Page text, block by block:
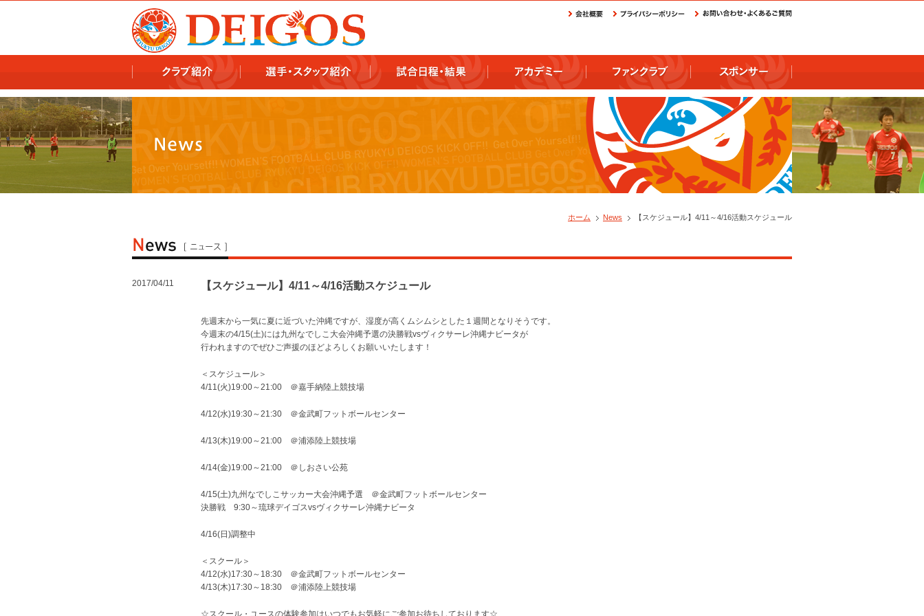
ホーム News 【スケジュール】4/11～4/16活動スケジュール
2017/04/11 【スケジュール】4/11～4/16活動スケジュール
先週末から一気に夏に近づいた沖縄ですが、湿度が高くムシムシとした１週間となりそうです。
今週末の4/15(土)には九州なでしこ大会沖縄予選の決勝戦vsヴィクサーレ沖縄ナビータが
行われますのでぜひご声援のほどよろしくお願いいたします！
＜スケジュール＞
4/11(火)19:00～21:00 ＠嘉手納陸上競技場
4/12(水)19:30～21:30 ＠金武町フットボールセンター
4/13(木)19:00～21:00 ＠浦添陸上競技場
4/14(金)19:00～21:00 ＠しおさい公苑
4/15(土)九州なでしこサッカー大会沖縄予選 ＠金武町フットボールセンター
決勝戦 9:30～琉球デイゴスvsヴィクサーレ沖縄ナビータ
4/16(日)調整中
＜スクール＞
4/12(水)17:30～18:30 ＠金武町フットボールセンター
4/13(木)17:30～18:30 ＠浦添陸上競技場
☆スクール・ユースの体験参加はいつでもお気軽にご参加お待ちしております☆